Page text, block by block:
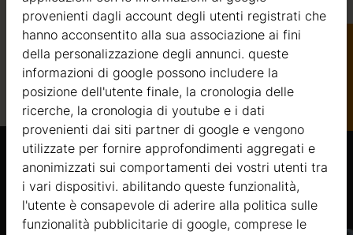
Prodotti Simili
provenienti dagli account degli utenti registrati che
hanno acconsentito alla sua associazione ai fini
della personalizzazione degli annunci. queste
informazioni di google possono includere la
posizione dell'utente finale, la cronologia delle
ricerche, la cronologia di youtube e i dati
provenienti dai siti partner di google e vengono
utilizzate per fornire approfondimenti aggregati e
anonimizzati sui comportamenti dei vostri utenti tra
i vari dispositivi. abilitando queste funzionalità,
l'utente è consapevole di aderire alla politica sulle
funzionalità pubblicitarie di google, comprese le